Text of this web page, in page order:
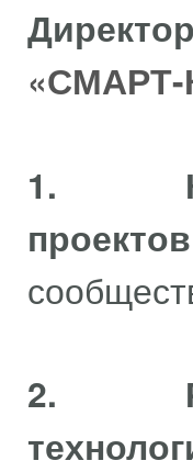
«СМАРТ-
1.
проектов
2.